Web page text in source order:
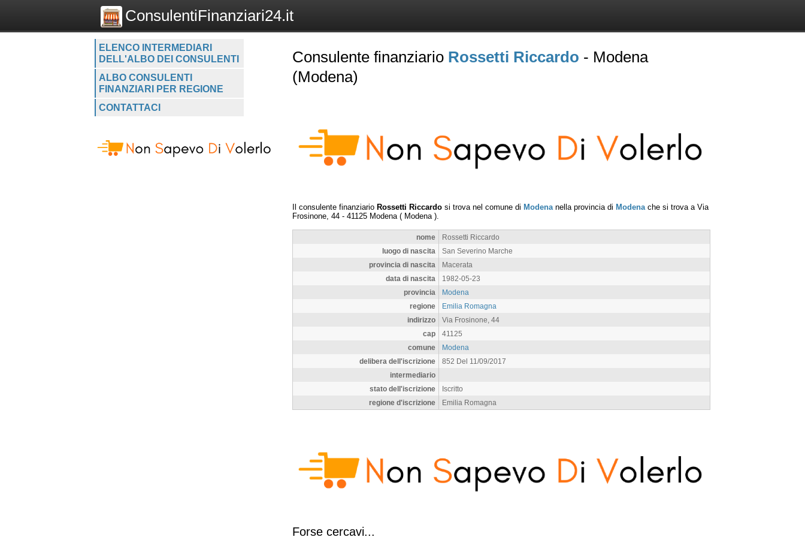
ConsulentiFinanziari24.it
ELENCO INTERMEDIARI
DELL'ALBO DEI CONSULENTI
ALBO CONSULENTI
FINANZIARI PER REGIONE
CONTATTACI
Consulente finanziario Rossetti Riccardo - Modena
(Modena)
Il consulente finanziario Rossetti Riccardo si trova nel comune di Modena nella provincia di Modena che si trova a Via
Frosinone, 44 - 41125 Modena ( Modena ).
nome
Rossetti Riccardo
luogo di nascita
San Severino Marche
provincia di nascita
Macerata
data di nascita
1982-05-23
provincia
Modena
regione
Emilia Romagna
indirizzo
Via Frosinone, 44
cap
41125
comune
Modena
delibera dell'iscrizione
852 Del 11/09/2017
intermediario
stato dell'iscrizione
Iscritto
regione d'iscrizione
Emilia Romagna
Forse cercavi...